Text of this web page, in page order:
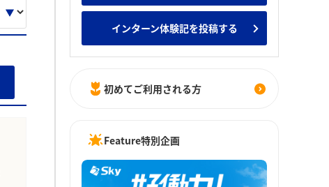
インターン体験記を投稿する
初めてご利用される方
Feature特別企画